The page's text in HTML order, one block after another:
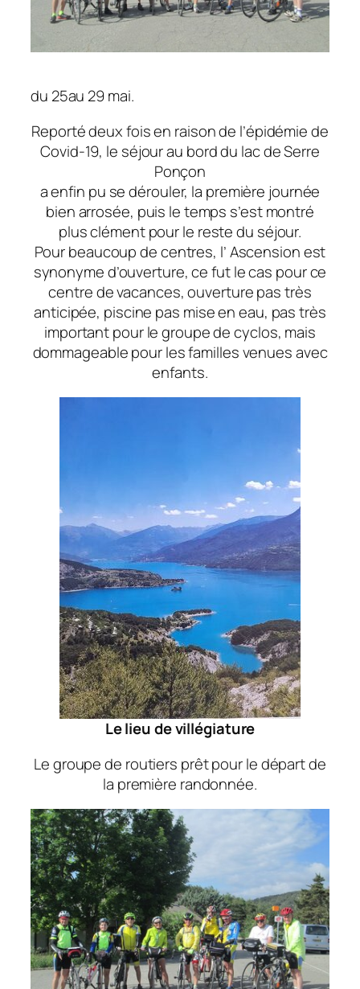
du 25au 29 mai.
Reporté deux fois en raison de l’épidémie de
Covid-19, le séjour au bord du lac de Serre
Ponçon
a enfin pu se dérouler, la première journée
bien arrosée, puis le temps s’est montré
plus clément pour le reste du séjour.
Pour beaucoup de centres, l’ Ascension est
synonyme d’ouverture, ce fut le cas pour ce
centre de vacances, ouverture pas très
anticipée, piscine pas mise en eau, pas très
important pour le groupe de cyclos, mais
dommageable pour les familles venues avec
enfants.
Le lieu de villégiature
Le groupe de routiers prêt pour le départ de
la première randonnée.